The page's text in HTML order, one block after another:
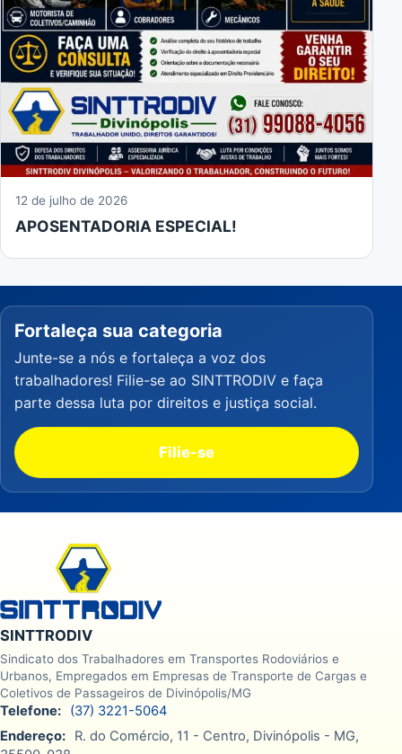
12 de julho de 2026
APOSENTADORIA ESPECIAL!
Fortaleça sua categoria
Junte-se a nós e fortaleça a voz dos
trabalhadores! Filie-se ao SINTTRODIV e faça
parte dessa luta por direitos e justiça social.
Filie-se
SINTTRODIV
Sindicato dos Trabalhadores em Transportes Rodoviários e
Urbanos, Empregados em Empresas de Transporte de Cargas e
Coletivos de Passageiros de Divinópolis/MG
Telefone:
(37) 3221-5064
Endereço:
R. do Comércio, 11 - Centro, Divinópolis - MG,